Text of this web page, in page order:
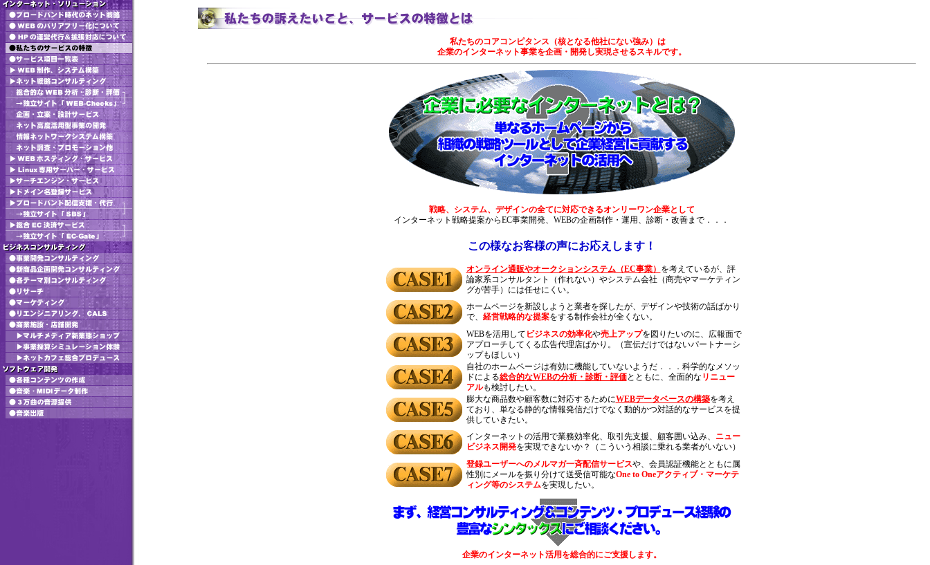
私たちのコアコンピタンス（核となる他社にない強み）は
企業のインターネット事業を企画・開発し実現させるスキルです。
戦略、システム、デザインの全てに対応できるオンリーワン企業として
インターネット戦略提案からEC事業開発、WEBの企画制作・運用、診断・改善まで．．．
この様なお客様の声にお応えします！
オンライン通販やオークションシステム（EC事業） を考えているが、評
論家系コンサルタント（作れない）やシステム会社（商売やマーケティン
グが苦手）には任せにくい。
ホームページを新設しようと業者を探したが、デザインや技術の話ばかり
で、 経営戦略的な提案をする制作会社が全くない。
WEBを活用して ビジネスの効率化や売上アップを図りたいのに、広報面で
アプローチしてくる広告代理店ばかり。（宣伝だけではないパートナーシ
ップもほしい）
自社のホームページは有効に機能していないようだ．．．科学的なメソッ
ドによる総合的なWEBの分析・診断・評価とともに、全面的な リニュー
アルも検討したい。
膨大な商品数や顧客数に対応するためにWEBデータベースの構築を考え
ており、単なる静的な情報発信だけでなく動的かつ対話的なサービスを提
供していきたい。
インターネットの活用で業務効率化、取引先支援、顧客囲い込み、
ニュー
ビジネス開発を実現できないか？（こういう相談に乗れる業者がいない）
登録ユーザーへのメルマガ一斉配信サービスや、会員認証機能とともに属
性別にメールを振り分けて送受信可能なOne to Oneアクティブ・マーケテ
ィング等のシステムを実現したい。
企業のインターネット活用を総合的にご支援します。